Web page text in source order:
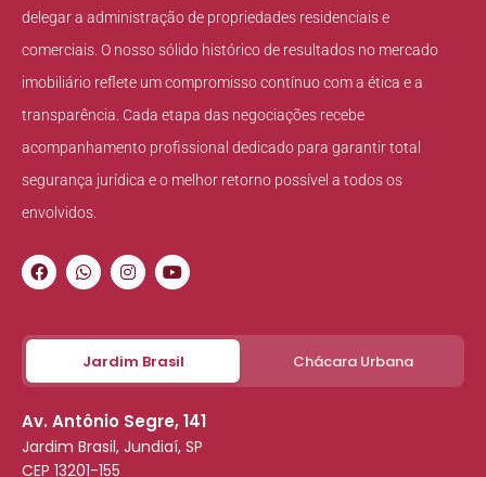
delegar a administração de propriedades residenciais e
comerciais. O nosso sólido histórico de resultados no mercado
imobiliário reflete um compromisso contínuo com a ética e a
transparência. Cada etapa das negociações recebe
acompanhamento profissional dedicado para garantir total
segurança jurídica e o melhor retorno possível a todos os
envolvidos.
Jardim Brasil Chácara Urbana
Av. Antônio Segre, 141
Jardim Brasil, Jundiaí, SP
CEP 13201-155